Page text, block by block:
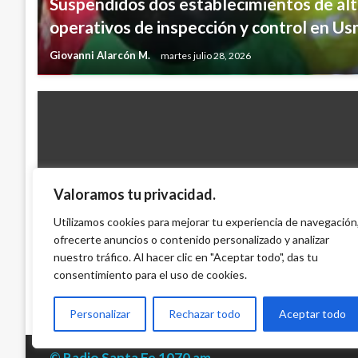
Valoramos tu privacidad.
Utilizamos cookies para mejorar tu experiencia de navegación,
ofrecerte anuncios o contenido personalizado y analizar
nuestro tráfico. Al hacer clic en "Aceptar todo", das tu
consentimiento para el uso de cookies.
Personalizar Rechazar todo Aceptar todo
operativos de inspección y control en
Giovanni Alarcón M. martes julio 28, 2026
TEMA DEL DÍA
Obama dice que la guerra está
recuperación económica
Ariel Cabrera lunes enero 21, 2013